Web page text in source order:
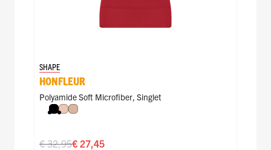
SHAPE
HONFLEUR
Polyamide Soft Microfiber, Singlet
Zwart
NudeCaffè Latte
€ 27,45
€ 32,95